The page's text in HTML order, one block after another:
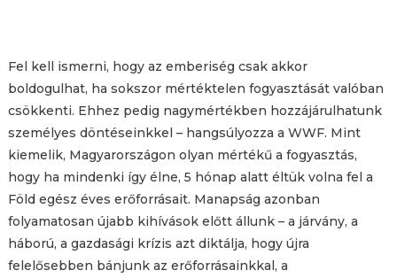
Fel kell ismerni, hogy az emberiség csak akkor
boldogulhat, ha sokszor mértéktelen fogyasztását valóban
csökkenti. Ehhez pedig nagymértékben hozzájárulhatunk
személyes döntéseinkkel – hangsúlyozza a WWF. Mint
kiemelik, Magyarországon olyan mértékű a fogyasztás,
hogy ha mindenki így élne, 5 hónap alatt éltük volna fel a
Föld egész éves erőforrásait. Manapság azonban
folyamatosan újabb kihívások előtt állunk – a járvány, a
háború, a gazdasági krízis azt diktálja, hogy újra
felelősebben bánjunk az erőforrásainkkal, a